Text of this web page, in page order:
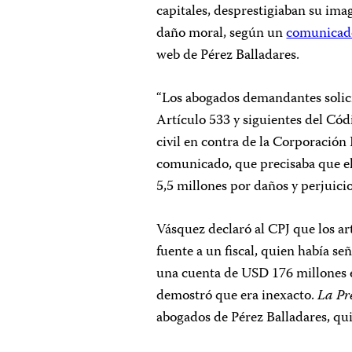
capitales, desprestigiaban su
daño moral, según un
web de Pérez Balladares.
“Los abogados demandantes
Artículo 533 y siguientes del
civil en contra de la Corporación
comunicado, que precisaba que
5,5 millones por daños y
Vásquez declaró al CPJ que los
fuente a un fiscal, quien había
una cuenta de USD 176
demostró que era inexacto.La
abogados de Pérez Balladares,